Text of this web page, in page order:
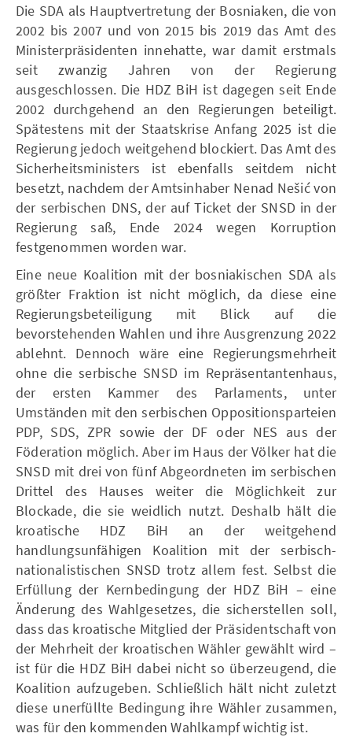
Die SDA als Hauptvertretung der Bosniaken, die von
2002 bis 2007 und von 2015 bis 2019 das Amt des
Ministerpräsidenten innehatte, war damit erstmals
seit zwanzig Jahren von der Regierung
ausgeschlossen. Die HDZ BiH ist dagegen seit Ende
2002 durchgehend an den Regierungen beteiligt.
Spätestens mit der Staatskrise Anfang 2025 ist die
Regierung jedoch weitgehend blockiert. Das Amt des
Sicherheitsministers ist ebenfalls seitdem nicht
besetzt, nachdem der Amtsinhaber Nenad Nešić von
der serbischen DNS, der auf Ticket der SNSD in der
Regierung saß, Ende 2024 wegen Korruption
festgenommen worden war.
Eine neue Koalition mit der bosniakischen SDA als
größter Fraktion ist nicht möglich, da diese eine
Regierungsbeteiligung mit Blick auf die
bevorstehenden Wahlen und ihre Ausgrenzung 2022
ablehnt. Dennoch wäre eine Regierungsmehrheit
ohne die serbische SNSD im Repräsentantenhaus,
der ersten Kammer des Parlaments, unter
Umständen mit den serbischen Oppositionsparteien
PDP, SDS, ZPR sowie der DF oder NES aus der
Föderation möglich. Aber im Haus der Völker hat die
SNSD mit drei von fünf Abgeordneten im serbischen
Drittel des Hauses weiter die Möglichkeit zur
Blockade, die sie weidlich nutzt. Deshalb hält die
kroatische HDZ BiH an der weitgehend
handlungsunfähigen Koalition mit der serbisch-
nationalistischen SNSD trotz allem fest. Selbst die
Erfüllung der Kernbedingung der HDZ BiH – eine
Änderung des Wahlgesetzes, die sicherstellen soll,
dass das kroatische Mitglied der Präsidentschaft von
der Mehrheit der kroatischen Wähler gewählt wird –
ist für die HDZ BiH dabei nicht so überzeugend, die
Koalition aufzugeben. Schließlich hält nicht zuletzt
diese unerfüllte Bedingung ihre Wähler zusammen,
was für den kommenden Wahlkampf wichtig ist.